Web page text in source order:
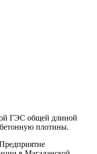
ГЭС общей длиной
плотины.